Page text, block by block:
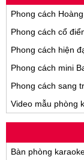
Phong cách
Phong cách cổ
Phong cách hiện
Phong cách mini
Phong cách sang
Video mẫu phòng
Bàn phòng